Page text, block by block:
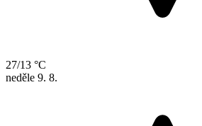
27/13 °C
neděle 9. 8.